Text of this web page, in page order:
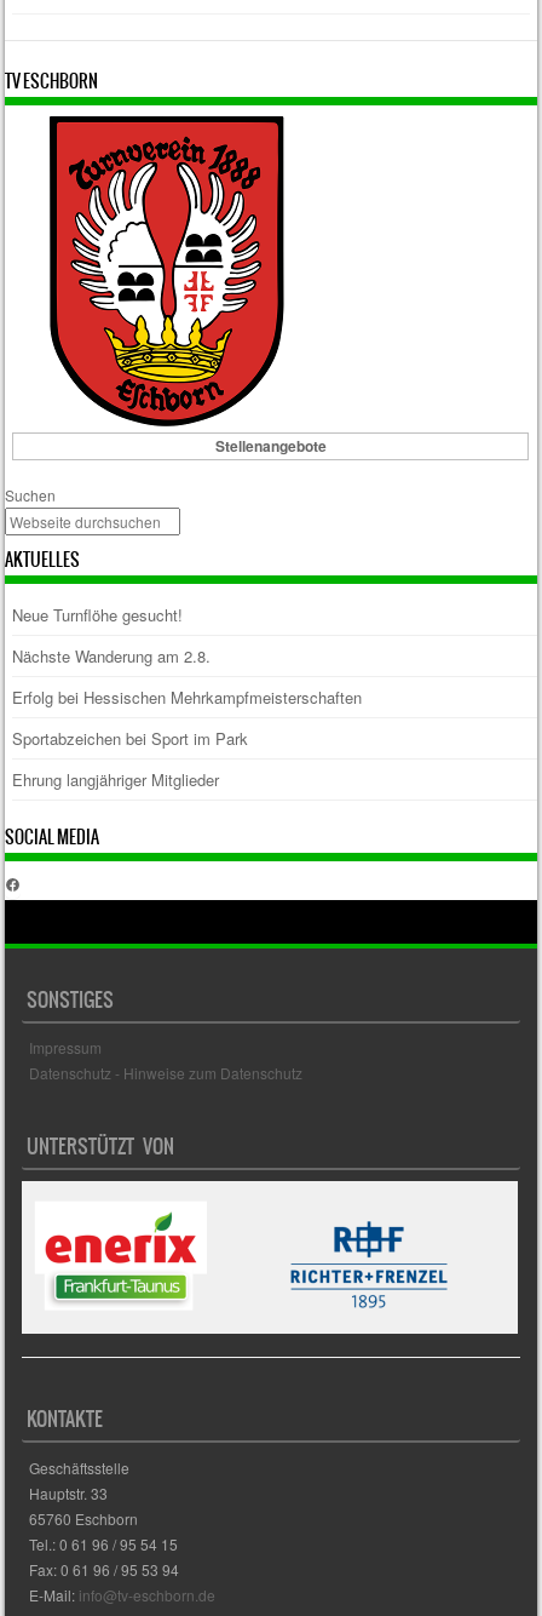
TV ESCHBORN
Stellenangebote
Suchen
AKTUELLES
Neue Turnflöhe gesucht!
Nächste Wanderung am 2.8.
Erfolg bei Hessischen Mehrkampfmeisterschaften
Sportabzeichen bei Sport im Park
Ehrung langjähriger Mitglieder
SOCIAL MEDIA
Facebook
SONSTIGES
Impressum
Datenschutz - Hinweise zum Datenschutz
UNTERSTÜTZT VON
KONTAKTE
Geschäftsstelle
Hauptstr. 33
65760 Eschborn
Tel.: 0 61 96 / 95 54 15
Fax: 0 61 96 / 95 53 94
E-Mail: info@tv-eschborn.de